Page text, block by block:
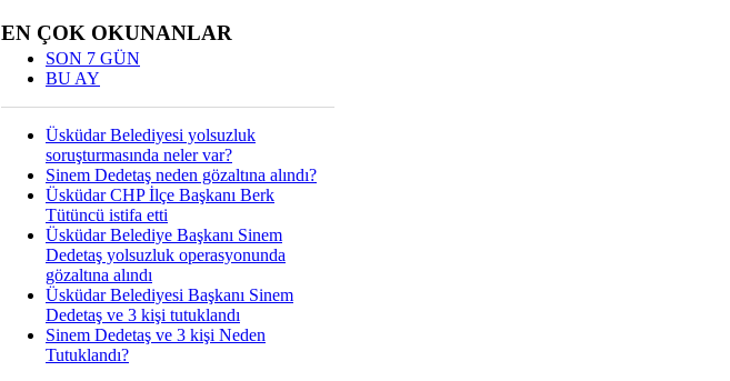
EN ÇOK OKUNANLAR
SON 7 GÜN
BU AY
Üsküdar Belediyesi yolsuzluk
soruşturmasında neler var?
Sinem Dedetaş neden gözaltına alındı?
Üsküdar CHP İlçe Başkanı Berk
Tütüncü istifa etti
Üsküdar Belediye Başkanı Sinem
Dedetaş yolsuzluk operasyonunda
gözaltına alındı
Üsküdar Belediyesi Başkanı Sinem
Dedetaş ve 3 kişi tutuklandı
Sinem Dedetaş ve 3 kişi Neden
Tutuklandı?